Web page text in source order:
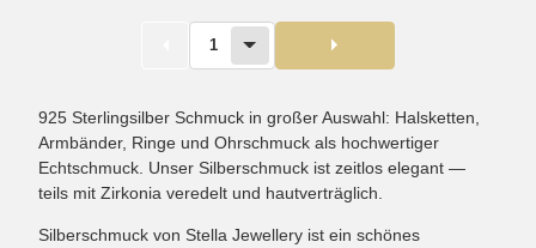
1
925 Sterlingsilber Schmuck in großer Auswahl: Halsketten,
Armbänder, Ringe und Ohrschmuck als hochwertiger
Echtschmuck. Unser Silberschmuck ist zeitlos elegant —
teils mit Zirkonia veredelt und hautverträglich.
Silberschmuck von Stella Jewellery ist ein schönes